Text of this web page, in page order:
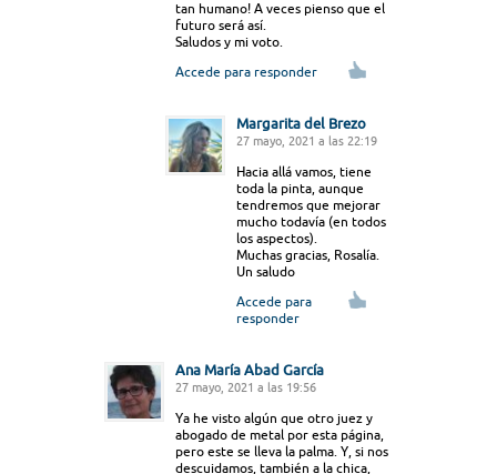
tan humano! A veces pienso que el
futuro será así.
Saludos y mi voto.
Accede para responder
Margarita del Brezo
27 mayo, 2021 a las 22:19
Hacia allá vamos, tiene
toda la pinta, aunque
tendremos que mejorar
mucho todavía (en todos
los aspectos).
Muchas gracias, Rosalía.
Un saludo
Accede para
responder
Ana María Abad García
27 mayo, 2021 a las 19:56
Ya he visto algún que otro juez y
abogado de metal por esta página,
pero este se lleva la palma. Y, si nos
descuidamos, también a la chica,